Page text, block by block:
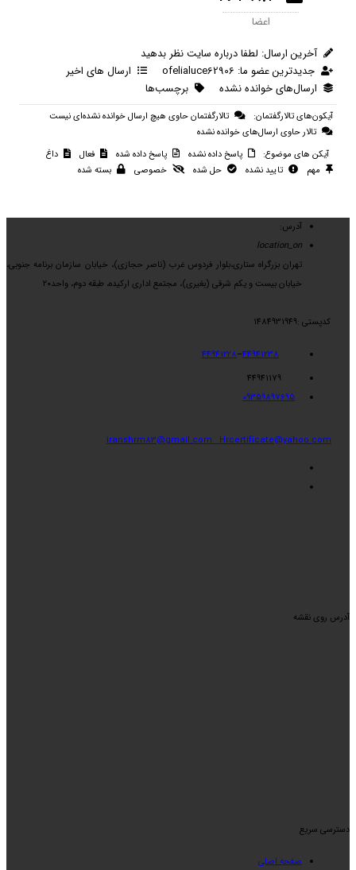
اعضا
آخرین ارسال: لطفا درباره سایت نظر بدهید
جدیدترین عضو ما: ofelialuce62906
ارسال های اخیر
ارسال‌های خوانده نشده
برچسب‌ها
آیکون‌های تالارگفتمان:
تالارگفتمان حاوی هیچ ارسال خوانده نشده‌ای نیست
تالار حاوی ارسال‌های خوانده نشده
آیکن های موضوع:
پاسخ داده نشده پاسخ داده شده فعال
داغ
مهم
تایید نشده حل شده خصوصی بسته شده
آدرس:
location_on
تهران بزرگراه ستاری،بلوار فردوس غرب (ناصر حجازی)، خیابان سازمان برنامه جنوبی،
خیابان بیست و یکم شرقی (بغیری)، مجتمع اداری ارکیده، طبقه دوم، واحد۲۰
کدپستی :1484931949
44941238
–
44941228
09359897695
iranshrm83@gmail.com Hrcertificate@yahoo.com
آدرس روی نقشه
دسترسی سریع
صفحه اصلی